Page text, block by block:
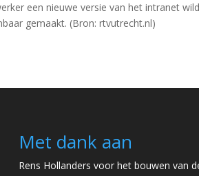
een nieuwe versie van het intranet
gemaakt. (Bron: rtvutrecht.nl)
Met dank aan
Rens Hollanders voor het bouwen van